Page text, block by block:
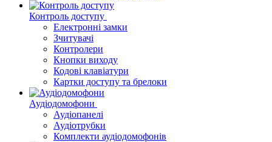
Контроль доступу
Електронні замки
Зчитувачі
Контролери
Кнопки виходу
Кодові клавіатури
Картки доступу та брелоки
Аудіодомофони
Аудіопанелі
Аудіотрубки
Комплекти аудіодомофонів